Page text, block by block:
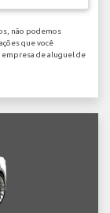
não podemos
que você
empresa de aluguel de